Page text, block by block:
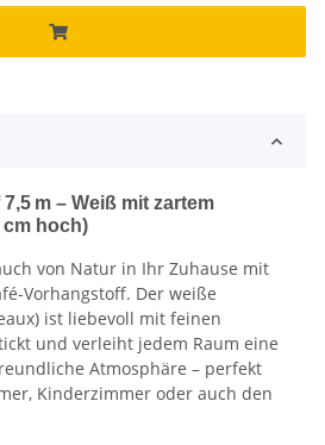
m – Weiß mit zartem
cm hoch)
von Natur in Ihr Zuhause mit
Vorhangstoff. Der weiße
ist liebevoll mit feinen
und verleiht jedem Raum eine
Atmosphäre – perfekt
Kinderzimmer oder auch den